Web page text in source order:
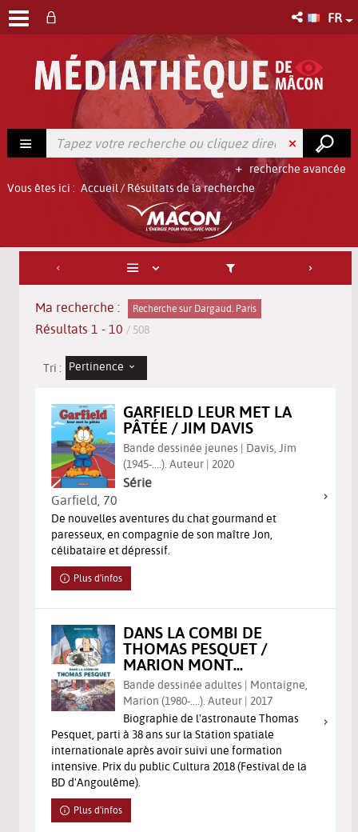
FR
recherche avancée
Vous êtes ici : Accueil/ Résultats de la recherche
Ma recherche : Recherche sur Dargaud. Paris
Résultats 1 - 10 / 508
Tri : Pertinence
GARFIELD LEUR MET LA
PÂTÉE / JIM DAVIS
Bande dessinée jeunes | Davis, Jim
(1945-....). Auteur | 2020
Série
Garfield , 70
De nouvelles aventures du chat gourmand et
paresseux, en compagnie de son maître Jon,
célibataire et dépressif.
Plus d'infos
DANS LA COMBI DE
THOMAS PESQUET /
MARION MONT...
Bande dessinée adultes | Montaigne,
Marion (1980-....). Auteur | 2017
Biographie de l'astronaute Thomas
Pesquet, parti à 38 ans sur la Station spatiale
internationale après avoir suivi une formation
intensive. Prix du public Cultura 2018 (Festival de la
BD d'Angoulême).
Plus d'infos